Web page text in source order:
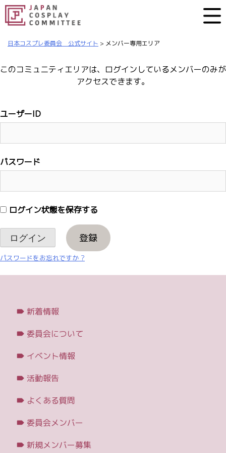
日本コスプレ委員会 公式サイト > メンバー専用エリア
このコミュニティエリアは、ログインしているメンバーのみが
アクセスできます。
ユーザーID
パスワード
ログイン状態を保存する
登録
パスワードをお忘れですか ?
新着情報
委員会について
イベント情報
活動報告
よくある質問
委員会メンバー
新規メンバー募集